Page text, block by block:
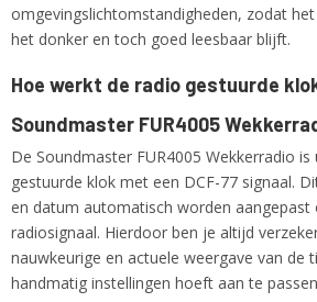
omgevingslichtomstandigheden, zodat
het donker en toch goed leesbaar blijft.
Hoe werkt de radio gestuurde
Soundmaster FUR4005
De Soundmaster FUR4005 Wekkerradio
gestuurde klok met een DCF-77 signaal.
en datum automatisch worden aangepast
radiosignaal. Hierdoor ben je altijd
nauwkeurige en actuele weergave van de
handmatig instellingen hoeft aan te